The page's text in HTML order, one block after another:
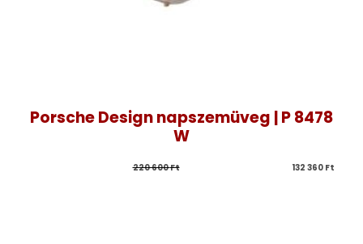
Porsche Design napszemüveg | P 8478
W
220 600 Ft 132 360 Ft